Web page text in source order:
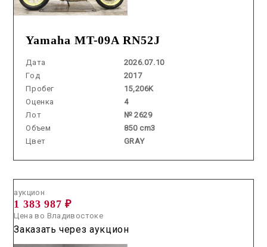
Yamaha MT-09A RN52J
Дата
2026.07.10
Год
2017
Пробег
15,206K
Оценка
4
Лот
№ 2629
Объем
850 cm3
Цвет
GRAY
аукцион
1 383 987 ₽
Цена во Владивостоке
Заказать через аукцион